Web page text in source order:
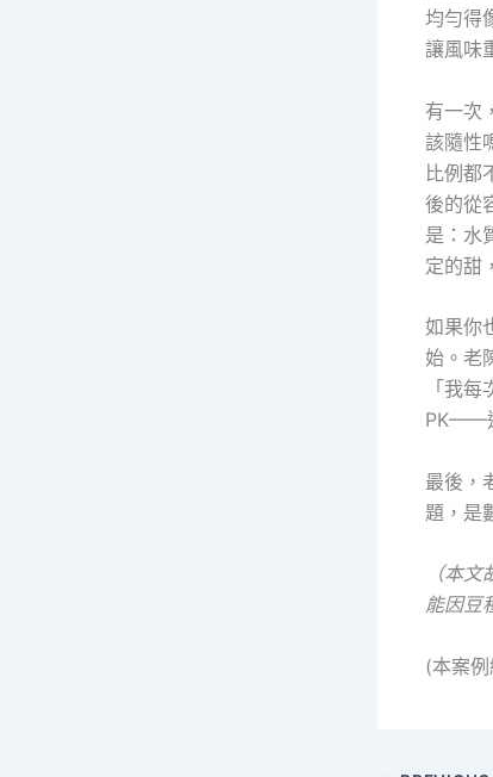
均勻得
讓風味
有一次
該隨性
比例都
後的從
是：水
定的甜
如果你
始。老
「我
PK——
最後，
題，是
（本
能因豆
(本案